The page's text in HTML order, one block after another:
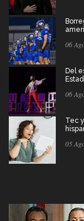
06
Del
06
Tec
05